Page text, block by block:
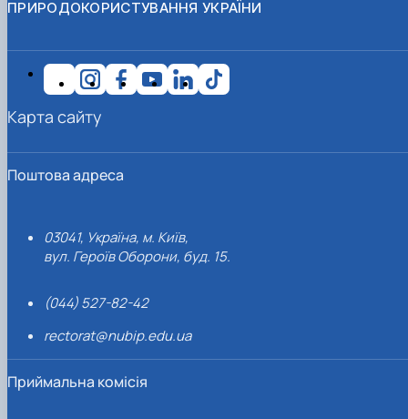
ПРИРОДОКОРИСТУВАННЯ УКРАЇНИ
Поштова адреса
03041, Україна, м. Київ,
вул. Героїв Оборони, буд. 15.
(044) 527-82-42
rectorat@nubip.edu.ua
Приймальна комісія
Карта сайту